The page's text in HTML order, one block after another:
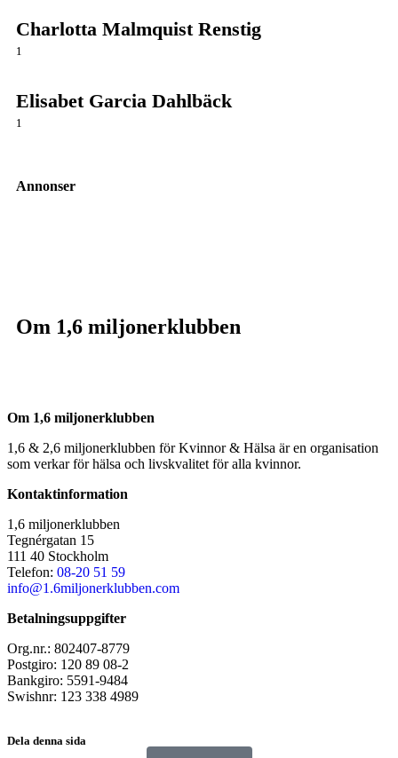
Charlotta Malmquist Renstig
1
Elisabet Garcia Dahlbäck
1
Annonser
Om 1,6 miljonerklubben
Om 1,6 miljonerklubben
1,6 & 2,6 miljonerklubben för Kvinnor & Hälsa är en organisation
som verkar för hälsa och livskvalitet för alla kvinnor.
Kontaktinformation
1,6 miljonerklubben
Tegnérgatan 15
111 40 Stockholm
Telefon: 08-20 51 59
info@1.6miljonerklubben.com
Betalningsuppgifter
Org.nr.: 802407-8779
Postgiro: 120 89 08-2
Bankgiro: 5591-9484
Swishnr: 123 338 4989
Dela denna sida